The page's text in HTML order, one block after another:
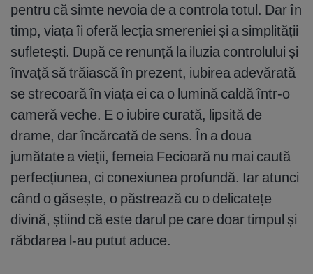
pentru că simte nevoia de a controla totul. Dar în
timp, viața îi oferă lecția smereniei și a simplității
sufletești. După ce renunță la iluzia controlului și
învață să trăiască în prezent, iubirea adevărată
se strecoară în viața ei ca o lumină caldă într-o
cameră veche. E o iubire curată, lipsită de
drame, dar încărcată de sens. În a doua
jumătate a vieții, femeia Fecioară nu mai caută
perfecțiunea, ci conexiunea profundă. Iar atunci
când o găsește, o păstrează cu o delicatețe
divină, știind că este darul pe care doar timpul și
răbdarea l-au putut aduce.